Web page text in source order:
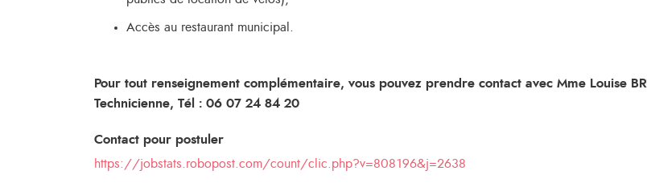
Accès au restaurant municipal.
Pour tout renseignement complémentaire, vous pouvez prendre contact avec Mme Louise
Technicienne, Tél : 06 07 24 84 20
Contact pour postuler
https://jobstats.robopost.com/count/clic.php?v=808196&j=2638